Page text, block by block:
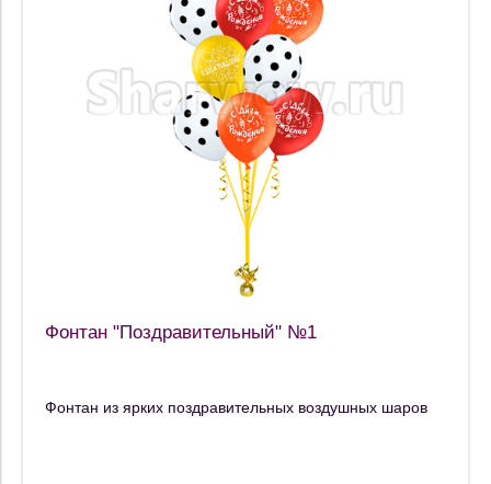
Фонтан "Поздравительный" №1
Фонтан из ярких поздравительных воздушных шаров